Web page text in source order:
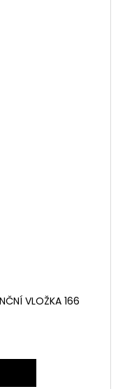
VLOŽKA 166